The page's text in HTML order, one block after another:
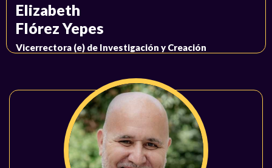
Elizabeth
Flórez Yepes
Vicerrectora (e) de Investigación y Creación